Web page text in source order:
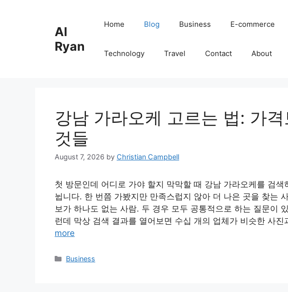
Al
Ryan
Home Blog Business E-commerce
Technology Travel Contact About
강남 가라오케 고르는 법: 가
것들
August 7, 2026 by Christian Campbell
첫 방문인데 어디로 가야 할지 막막할 때 강남 가라오케를 검
뉩니다. 한 번쯤 가봤지만 만족스럽지 않아 더 나은 곳을 찾는
보가 하나도 없는 사람. 두 경우 모두 공통적으로 하는 질문이
런데 막상 검색 결과를 열어보면 수십 개의 업체가 비슷한 사
more
Categories
Business